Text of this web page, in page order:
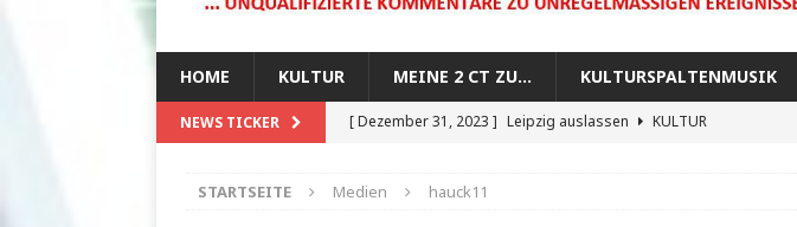
HOME KULTUR MEINE 2 CT ZU… KULTURSPALTENMUSIK
NEWS TICKER [ Dezember 31, 2023 ] Leipzig auslassen
KULTUR
[ August 13, 2023 ] Die Mobilisierung der menschlichen Dummheit
STARTSEITE Medien hauck11